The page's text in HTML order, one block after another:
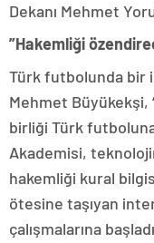
Dekanı Mehmet
”Hakemliği
Türk futbolunda bir
Mehmet Büyükekşi,
birliği Türk
Akademisi,
hakemliği kural
ötesine taşıyan
çalışmalarına